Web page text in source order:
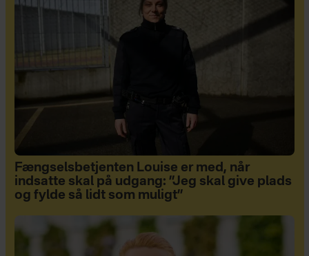
Fængselsbetjenten Louise er med, når
indsatte skal på udgang: ”Jeg skal give plads
og fylde så lidt som muligt”